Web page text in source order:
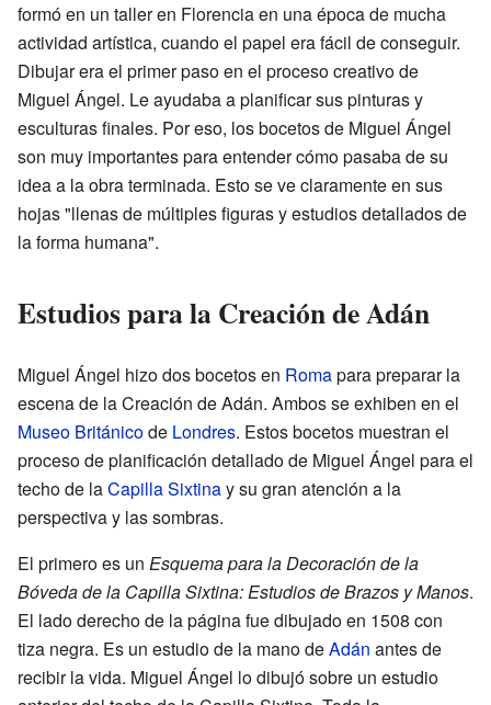
formó en un taller en Florencia en una época de mucha
actividad artística, cuando el papel era fácil de conseguir.
Dibujar era el primer paso en el proceso creativo de
Miguel Ángel. Le ayudaba a planificar sus pinturas y
esculturas finales. Por eso, los bocetos de Miguel Ángel
son muy importantes para entender cómo pasaba de su
idea a la obra terminada. Esto se ve claramente en sus
hojas "llenas de múltiples figuras y estudios detallados de
la forma humana".
Estudios para la Creación de Adán
Miguel Ángel hizo dos bocetos en Romapara preparar la
escena de la Creación de Adán. Ambos se exhiben en el
Museo Británicode Londres. Estos bocetos muestran el
proceso de planificación detallado de Miguel Ángel para el
techo de laCapilla Sixtinay su gran atención a la
perspectiva y las sombras.
El primero es un Esquema para la Decoración de la
Bóveda de la Capilla Sixtina: Estudios de Brazos y Manos.
El lado derecho de la página fue dibujado en 1508 con
tiza negra. Es un estudio de la mano deAdán antes de
recibir la vida. Miguel Ángel lo dibujó sobre un estudio